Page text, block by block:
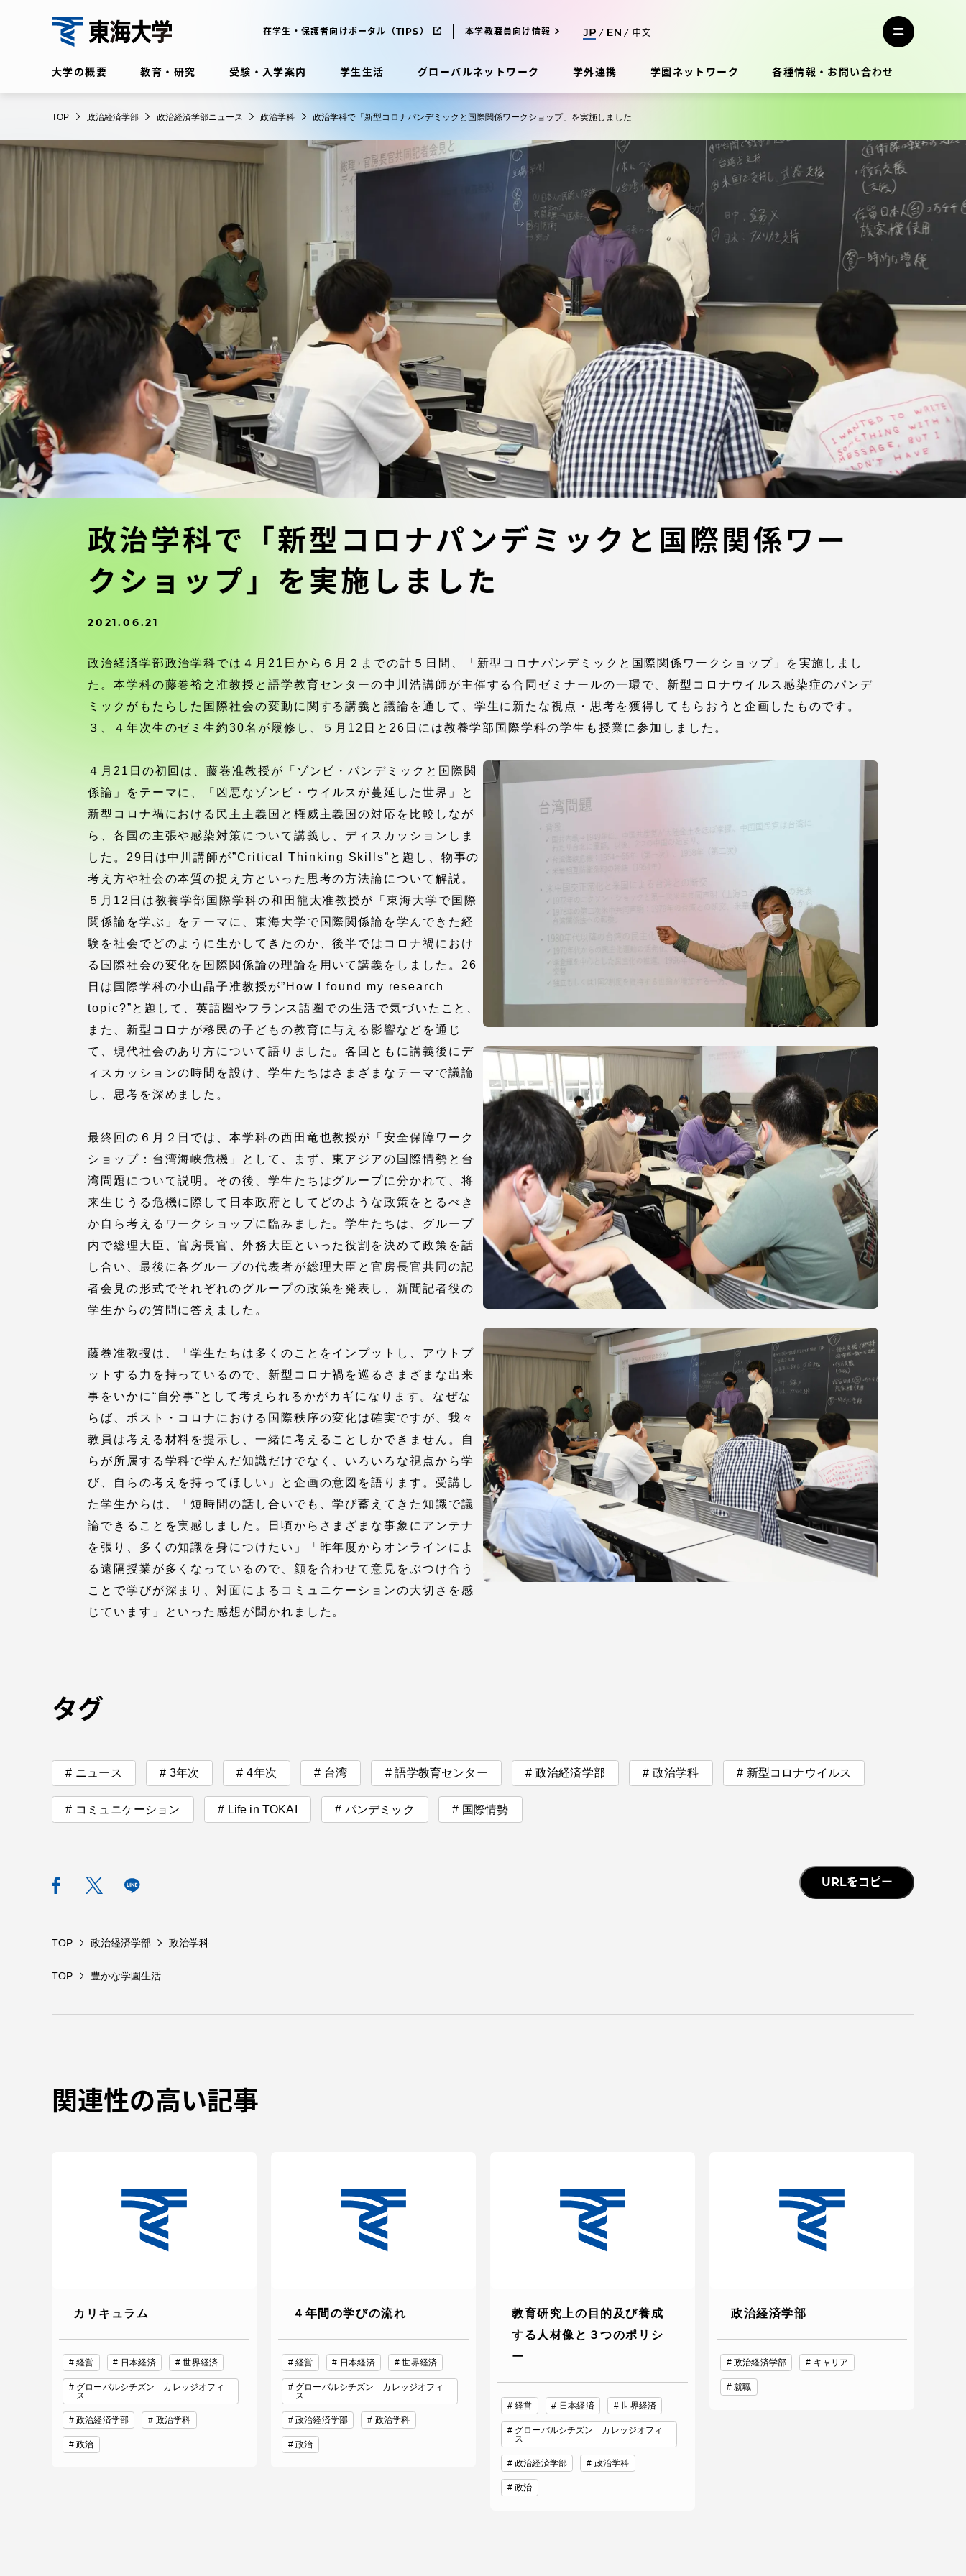
キ
治
経
済
部
大学の概要 教育・研究 受験・入学案内 学生生活 グローバルネットワーク 学外連携 学園ネットワーク 各種情報・お問い合わせ
在学生・保護者向けポータル（TIPS） 本学教職員向け情報 中文
メ
ニ
TOP 政治経済学部 政治経済学部ニュース 政治学科 政治学科で「新型コロナパンデミックと国際関係ワークショップ」を実施しました
政治学科で「新型コロナパンデミックと国際関係ワー
クショップ」を実施しました
2021.06.21
政治経済学部政治学科では４月21日から６月２までの計５日間、「新型コロナパンデミックと国際関係ワークショップ」を実施しまし
た。本学科の藤巻裕之准教授と語学教育センターの中川浩講師が主催する合同ゼミナールの一環で、新型コロナウイルス感染症のパンデ
ミックがもたらした国際社会の変動に関する講義と議論を通して、学生に新たな視点・思考を獲得してもらおうと企画したものです。
３、４年次生のゼミ生約30名が履修し、５月12日と26日には教養学部国際学科の学生も授業に参加しました。
４月21日の初回は、藤巻准教授が「ゾンビ・パンデミックと国際関
係論」をテーマに、「凶悪なゾンビ・ウイルスが蔓延した世界」と
新型コロナ禍における民主主義国と権威主義国の対応を比較しなが
ら、各国の主張や感染対策について講義し、ディスカッションしま
した。29日は中川講師が”Critical Thinking Skills”と題し、物事の
考え方や社会の本質の捉え方といった思考の方法論について解説。
５月12日は教養学部国際学科の和田龍太准教授が「東海大学で国際
関係論を学ぶ」をテーマに、東海大学で国際関係論を学んできた経
験を社会でどのように生かしてきたのか、後半ではコロナ禍におけ
る国際社会の変化を国際関係論の理論を用いて講義をしました。26
日は国際学科の小山晶子准教授が”How I found my research
topic?”と題して、英語圏やフランス語圏での生活で気づいたこと、
また、新型コロナが移民の子どもの教育に与える影響などを通じ
て、現代社会のあり方について語りました。各回ともに講義後にデ
ィスカッションの時間を設け、学生たちはさまざまなテーマで議論
し、思考を深めました。
最終回の６月２日では、本学科の西田竜也教授が「安全保障ワーク
ショップ：台湾海峡危機」として、まず、東アジアの国際情勢と台
湾問題について説明。その後、学生たちはグループに分かれて、将
来生じうる危機に際して日本政府としてどのような政策をとるべき
か自ら考えるワークショップに臨みました。学生たちは、グループ
内で総理大臣、官房長官、外務大臣といった役割を決めて政策を話
し合い、最後に各グループの代表者が総理大臣と官房長官共同の記
者会見の形式でそれぞれのグループの政策を発表し、新聞記者役の
学生からの質問に答えました。
藤巻准教授は、「学生たちは多くのことをインプットし、アウトプ
ットする力を持っているので、新型コロナ禍を巡るさまざまな出来
事をいかに“自分事”として考えられるかがカギになります。なぜな
らば、ポスト・コロナにおける国際秩序の変化は確実ですが、我々
教員は考える材料を提示し、一緒に考えることしかできません。自
らが所属する学科で学んだ知識だけでなく、いろいろな視点から学
び、自らの考えを持ってほしい」と企画の意図を語ります。受講し
た学生からは、「短時間の話し合いでも、学び蓄えてきた知識で議
論できることを実感しました。日頃からさまざまな事象にアンテナ
を張り、多くの知識を身につけたい」「昨年度からオンラインによ
る遠隔授業が多くなっているので、顔を合わせて意見をぶつけ合う
ことで学びが深まり、対面によるコミュニケーションの大切さを感
じています」といった感想が聞かれました。
タグ
ニュース 3年次 4年次 台湾 語学教育センター 政治経済学部 政治学科 新型コロナウイルス
コミュニケーション Life in TOKAI パンデミック 国際情勢
URLをコピー
TOP 政治経済学部 政治学科
TOP 豊かな学園生活
関連性の高い記事
カリキュラム
経営 日本経済 世界経済
グローバルシチズン カレッジオフィ
ス
政治経済学部 政治学科
政治
４年間の学びの流れ
経営 日本経済 世界経済
グローバルシチズン カレッジオフィ
ス
政治経済学部 政治学科
政治
教育研究上の目的及び養成
する人材像と３つのポリシ
ー
経営 日本経済 世界経済
グローバルシチズン カレッジオフィ
ス
政治経済学部 政治学科
政治
政治経済学部
政治経済学部 キャリア
就職
ュ
ー
在学生・保護者向けポータル
受験・入学案内
理念・歴史
東海大学の障がい学生支援に関
する取り組みについて
東海大学環境憲章
ダイバーシティ推進
中期目標
学則・諸規程
コンプライアンス
キャンパス案内
在学生の皆様
保護者の方
学部・学科
大学院
教育方針
教育システム
教育センター
スポーツ・施設
東海大学 教員・研究者ガイド
受験・入学案内
受験・入学案内
入試制度
デジタルパンフレットライブラ
リー
受験イベント
入学案内
学費
東海大学会員サイト案内（資料
請求）
奨学金
学生生活
ToCoチャレ
海外研修航海
キャリア就職（学内向け情報）
グローバルネットワーク
グローバルネットワーク
海外派遣留学プログラム –
TOKAI Outbound
留学生への情報 – TOKAI
Inbound
海外ネットワーク
Global Programs
外国人研究者
特色ある国際活動
みのための基本理念
学外連携
学外連携
産官学連携
地域連携
キャリア就職（採用担当者向け
情報）
学園ネットワーク
学園ネットワーク
学園関連機関
関連教育機関
サイトマップ
サイト閲覧環境
プライバシーポリシー
お問い合わせ
情報の公表
本学教職員向け情報
アクセス情報
品川キャンパス 湘南キャンパス 伊勢原キャンパス 静岡キャンパス 熊本キャンパス
臨空キャンパス
像と３つのポリシ